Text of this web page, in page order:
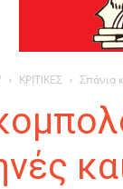
ΚΡΙΤΙΚΕΣ Σπάνια